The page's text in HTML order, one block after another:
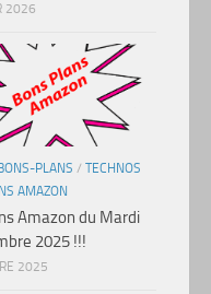
2026
PLANS / TECHNOS
AMAZON
Amazon du Mardi
2025 !!!
2025